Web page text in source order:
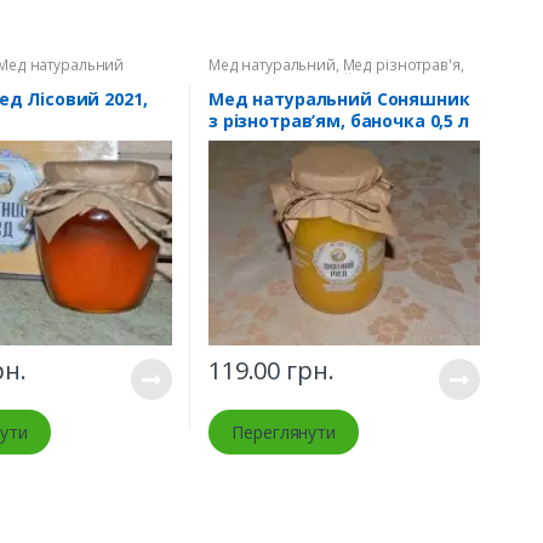
натуральний
Лісовий 2021,
Мед натуральний, Мед різнотрав'я,
Мед соняшниковий
Мед натуральний Соняшник
з різнотрав’ям, баночка 0,5 л
119.00 грн.
Переглянути